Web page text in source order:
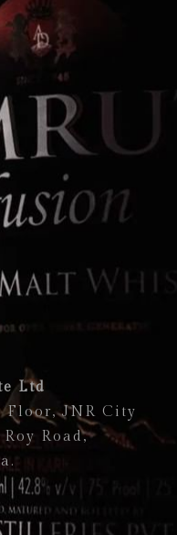
Ltd
Floor, JNR City
Road,